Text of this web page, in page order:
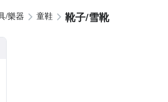
/樂器 童鞋 靴子/雪靴